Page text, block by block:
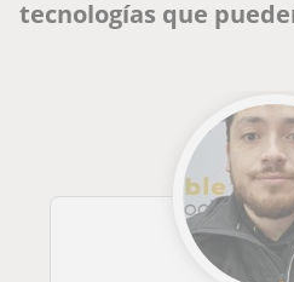
tecnologías que